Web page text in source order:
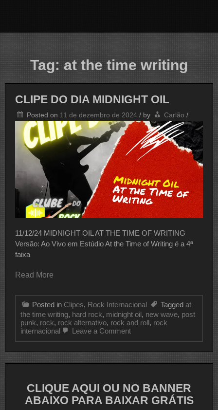
Tag: at the time writing
CLIPE DO DIA MIDNIGHT OIL
Posted on 11 de dezembro de 2024 / by Carlão /
11/12/24 MIDNIGHT OIL AT THE TIME OF WRITING
Versão: Ao Vivo em Estúdio At the Time of Writing é a 4ª
faixa
Read More
Posted in Clipes, Rock Internacional Tagged at
the time writing, hard rock, midnight oil, new wave, post
punk, rock, rock alternativo, rock and roll, rock
internacional
Leave a Commenton
MIDNIGHT
CLIQUE AQUI OU NO BANNER
ABAIXO PARA BAIXAR GRÁTIS